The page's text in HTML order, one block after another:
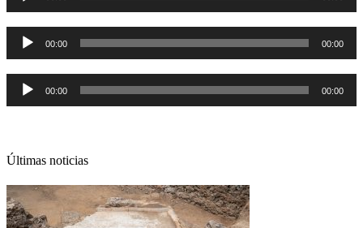
audio
Reproductor
audio
00:00 00:00
Reproductor
audio
00:00 00:00
Últimas noticias